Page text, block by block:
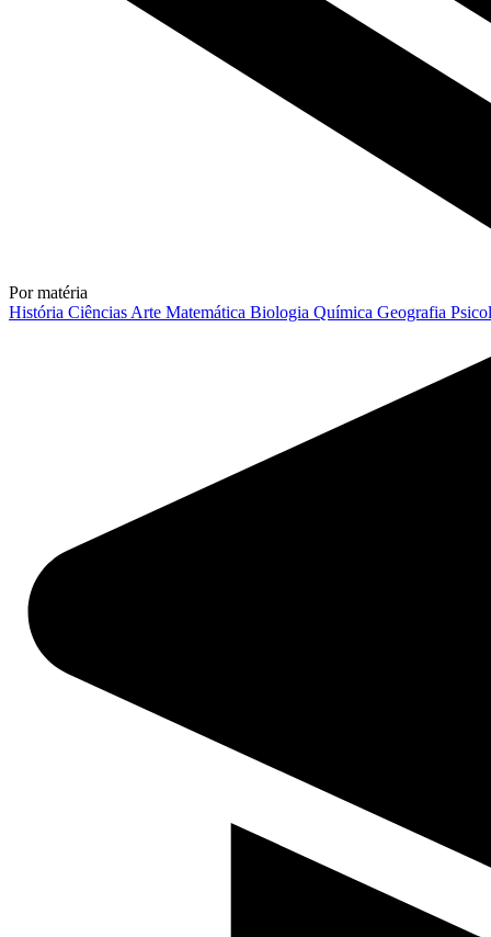
Por matéria
História Ciências Arte Matemática Biologia Química Geografia